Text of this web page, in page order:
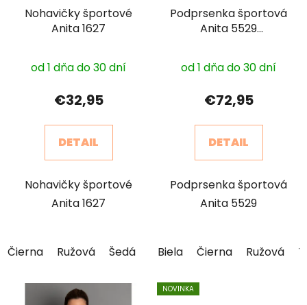
Nohavičky športové
Anita 1627
od 1 dňa do 30 dní
€32,95
DETAIL
Nohavičky športové
Anita 1627
Čierna Ružová Šedá
Podprsenka športová
Anita 5529
od 1 dňa do 30 dní
€72,95
DETAIL
Podprsenka športová
Anita 5529
Biela Čierna Ružová
NOVINKA